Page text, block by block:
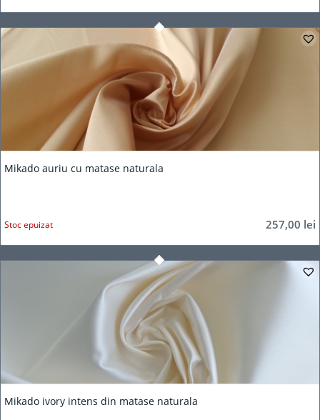
Mikado auriu cu matase naturala
257,00 lei
Stoc epuizat
Mikado ivory intens din matase naturala